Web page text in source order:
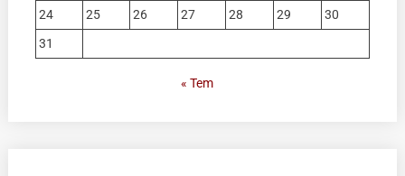
24
25 26 27 28 29
30
31
« Tem